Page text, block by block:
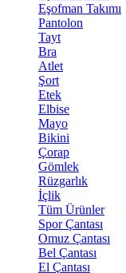
Eşofman Takımı
Pantolon
Tayt
Bra
Atlet
Şort
Etek
Elbise
Mayo
Bikini
Çorap
Gömlek
Rüzgarlık
İçlik
Tüm Ürünler
Spor Çantası
Omuz Çantası
Bel Çantası
El Çantası